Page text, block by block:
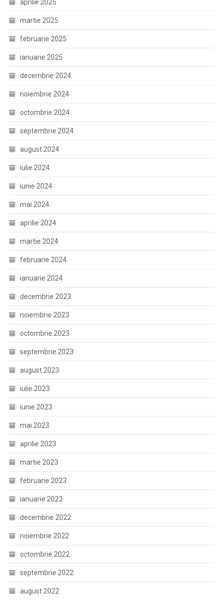
aprilie 2025
martie 2025
februarie 2025
ianuarie 2025
decembrie 2024
noiembrie 2024
octombrie 2024
septembrie 2024
august 2024
iulie 2024
iunie 2024
mai 2024
aprilie 2024
martie 2024
februarie 2024
ianuarie 2024
decembrie 2023
noiembrie 2023
octombrie 2023
septembrie 2023
august 2023
iulie 2023
iunie 2023
mai 2023
aprilie 2023
martie 2023
februarie 2023
ianuarie 2023
decembrie 2022
noiembrie 2022
octombrie 2022
septembrie 2022
august 2022